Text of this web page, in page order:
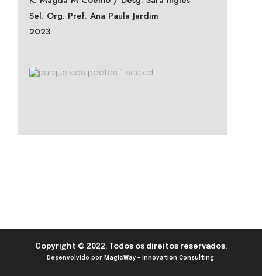
Sel. Org. Pref. Ana Paula Jardim
2023
Copyright © 2022. Todos os direitos reservados.
Desenvolvido por MagicWay - Innovation Consulting